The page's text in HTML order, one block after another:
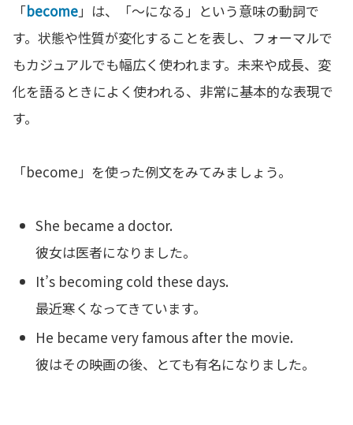
「become」は、「〜になる」という意味の動詞で
す。状態や性質が変化することを表し、フォーマルで
もカジュアルでも幅広く使われます。未来や成長、変
化を語るときによく使われる、非常に基本的な表現で
す。
「become」を使った例文をみてみましょう。
She became a doctor.
彼女は医者になりました。
It’s becoming cold these days.
最近寒くなってきています。
He became very famous after the movie.
彼はその映画の後、とても有名になりました。